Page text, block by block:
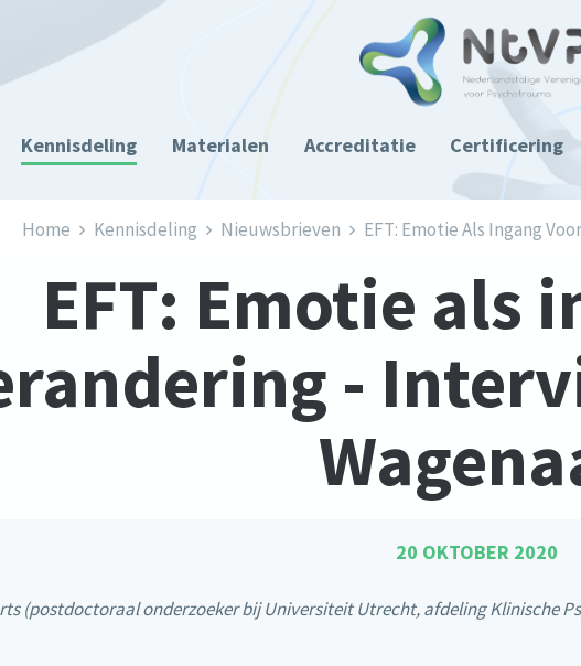
Kennisdeling Materialen Accreditatie Certificering
Home Kennisdeling Nieuwsbrieven EFT: Emotie Als Ingang
EFT: Emotie als
-
20 OKTOBER 2020
(postdoctoraal onderzoeker bij Universiteit Utrecht, afdeling Klinische